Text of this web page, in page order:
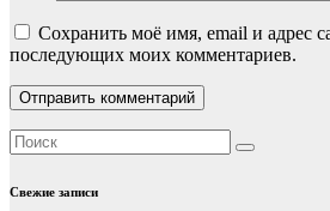
Сохранить моё имя, email и адрес
последующих моих комментариев.
Свежие записи